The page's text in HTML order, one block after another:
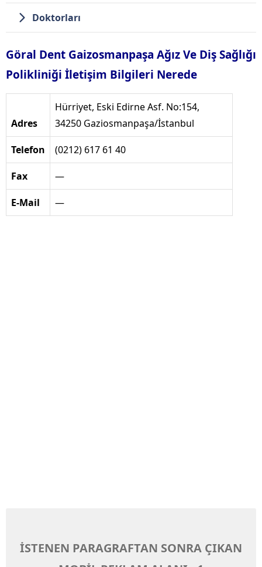
Doktorları
Göral Dent Gaizosmanpaşa Ağız Ve Diş Sağlığı
Polikliniği İletişim Bilgileri Nerede
Adres
Hürriyet, Eski Edirne Asf. No:154,
34250 Gaziosmanpaşa/İstanbul
Telefon (0212) 617 61 40
Fax —
E-Mail —
İSTENEN PARAGRAFTAN SONRA ÇIKAN